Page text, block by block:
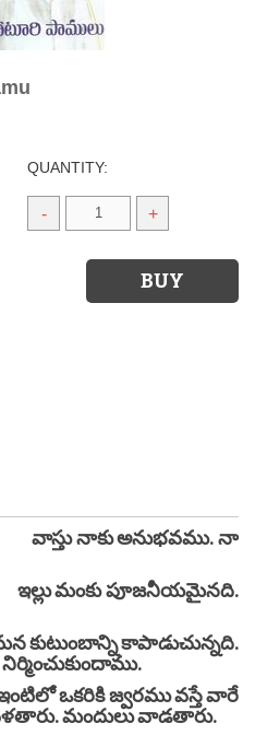
QUANTITY:
- +
నా
పూజనీయమైనది.
కాపాడుచున్నది.
వస్తే వారే
మందులు వాడతారు.